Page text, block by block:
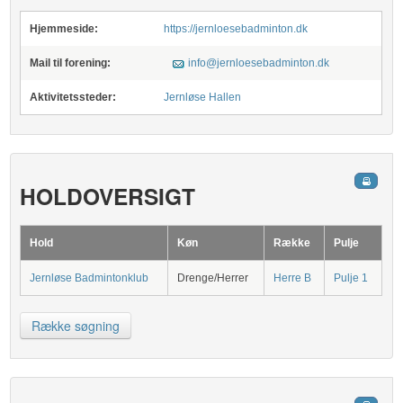
Hjemmeside: https://jernloesebadminton.dk
Mail til forening: info@jernloesebadminton.dk
Aktivitetssteder: Jernløse Hallen
HOLDOVERSIGT
Hold Køn Række Pulje
Jernløse Badmintonklub Drenge/Herrer Herre B Pulje 1
Række søgning